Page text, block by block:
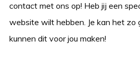
contact met ons op! Heb jij een
website wilt hebben. Je kan het zo
kunnen dit voor jou maken!